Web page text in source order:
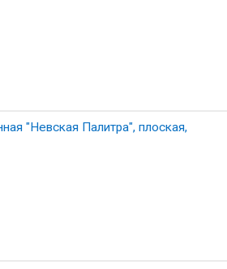
"Невская Палитра", плоская,